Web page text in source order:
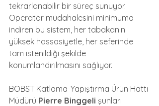
tekrarlanabilir bir süreç sunuyor.
Operatör müdahalesini minimuma
indiren bu sistem, her tabakanın
yüksek hassasiyetle, her seferinde
tam istenildiği şekilde
konumlandırılmasını sağlıyor.
BOBST Katlama-Yapıştırma Ürün Hattı
Müdürü Pierre Binggeli şunları